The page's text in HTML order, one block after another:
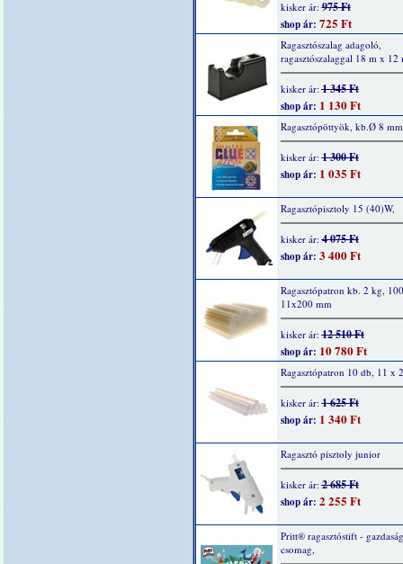
kisker ár:975 Ft
shop ár: 725 Ft
Ragasztószalag adagoló,
ragasztószalaggal 18 m x 12
kisker ár:1 345 Ft
shop ár: 1 130 Ft
Ragasztópöttyök, kb.Ø 8
kisker ár:1 300 Ft
shop ár: 1 035 Ft
Ragasztópisztoly 15 (40)W,
kisker ár:4 075 Ft
shop ár: 3 400 Ft
Ragasztópatron kb. 2 kg,
11x200 mm
kisker ár:12 510 Ft
shop ár: 10 780 Ft
Ragasztópatron 10 db, 11 x
kisker ár:1 625 Ft
shop ár: 1 340 Ft
Ragasztó pisztoly junior
kisker ár:2 685 Ft
shop ár: 2 255 Ft
Pritt® ragasztóstift -
csomag,